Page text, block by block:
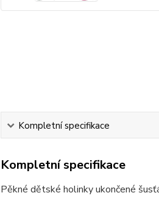
Kompletní specifikace
Kompletní specifikace
Pěkné dětské holinky ukončené